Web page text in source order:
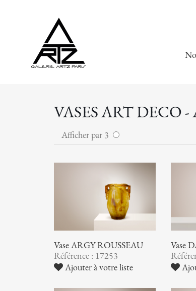
VASES ART DECO
Afficher par 3
Vase ARGY ROUSSEAU
Référence : 17253
Ajouter à votre liste
Vase